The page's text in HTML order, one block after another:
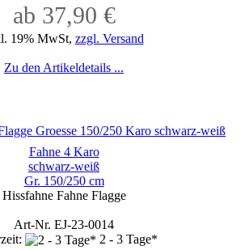
ab 37,90 €
19% MwSt, zzgl. Versand
Zu den Artikeldetails ...
Fahne 4 Karo
schwarz-weiß
Gr. 150/250 cm
Hissfahne Fahne Flagge
Art-Nr. EJ-23-0014
2 - 3 Tage*